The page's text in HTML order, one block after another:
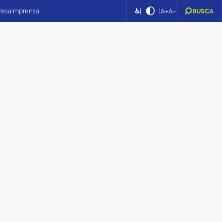
imprensa ♿| |A+A- BUSCA